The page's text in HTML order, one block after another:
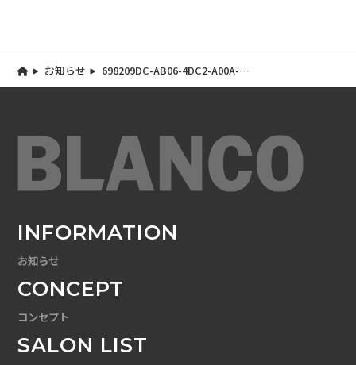
お知らせ
698209DC-AB06-4DC2-A00A-
4EE76CF26551
INFORMATION
お知らせ
CONCEPT
コンセプト
SALON LIST